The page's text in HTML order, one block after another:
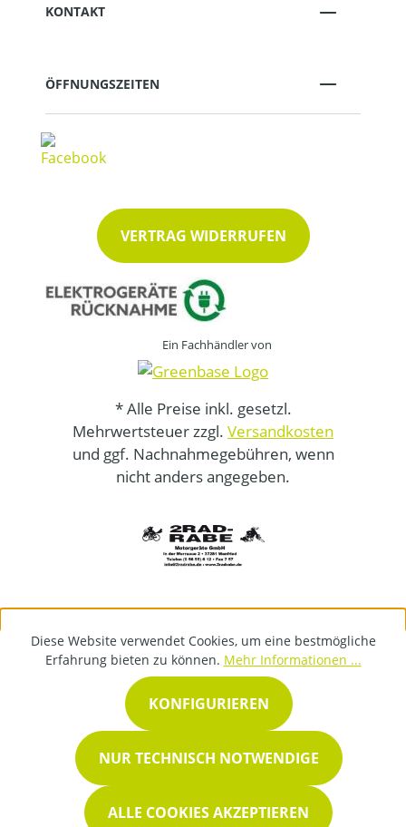
KONTAKT
ÖFFNUNGSZEITEN
VERTRAG WIDERRUFEN
Ein Fachhändler von
* Alle Preise inkl. gesetzl.
Mehrwertsteuer zzgl. Versandkosten
und ggf. Nachnahmegebühren, wenn
nicht anders angegeben.
Diese Website verwendet Cookies, um eine bestmögliche
Erfahrung bieten zu können. Mehr Informationen ...
NUR TECHNISCH NOTWENDIGE
KONFIGURIEREN
ALLE COOKIES AKZEPTIEREN